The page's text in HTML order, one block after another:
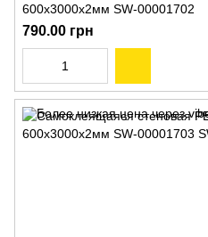
600х3000х2мм SW-00001702
790.00 грн